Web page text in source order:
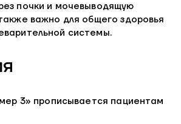
почки и мочевыводящую
важно для общего здоровья
системы.
3» прописывается пациентам